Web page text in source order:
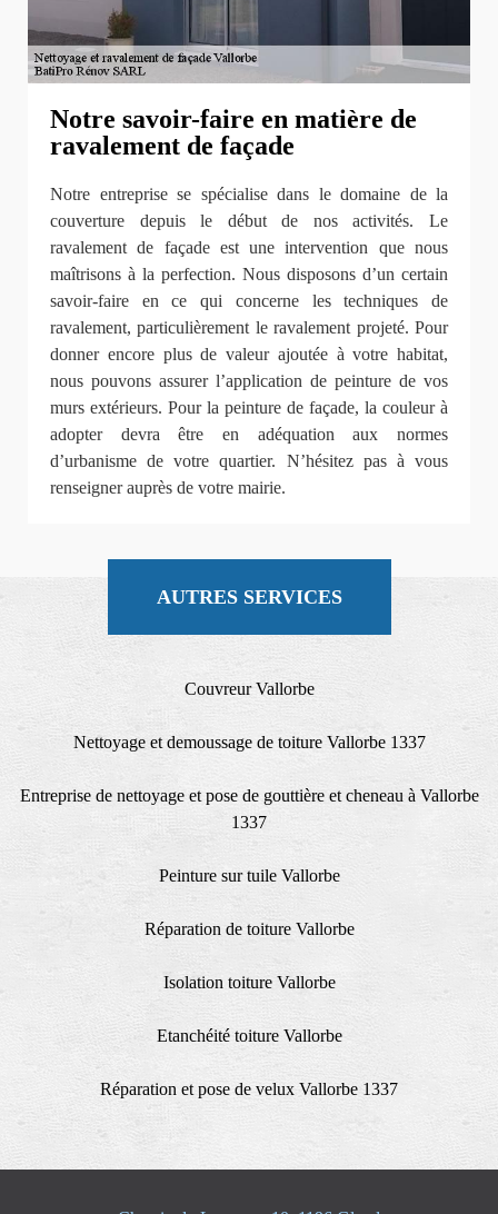
Notre savoir-faire en matière de
ravalement de façade
Notre entreprise se spécialise dans le domaine de la
couverture depuis le début de nos activités. Le
ravalement de façade est une intervention que nous
maîtrisons à la perfection. Nous disposons d’un certain
savoir-faire en ce qui concerne les techniques de
ravalement, particulièrement le ravalement projeté. Pour
donner encore plus de valeur ajoutée à votre habitat,
nous pouvons assurer l’application de peinture de vos
murs extérieurs. Pour la peinture de façade, la couleur à
adopter devra être en adéquation aux normes
d’urbanisme de votre quartier. N’hésitez pas à vous
renseigner auprès de votre mairie.
AUTRES SERVICES
Couvreur Vallorbe
Nettoyage et demoussage de toiture Vallorbe 1337
Entreprise de nettoyage et pose de gouttière et cheneau à Vallorbe
1337
Peinture sur tuile Vallorbe
Réparation de toiture Vallorbe
Isolation toiture Vallorbe
Etanchéité toiture Vallorbe
Réparation et pose de velux Vallorbe 1337